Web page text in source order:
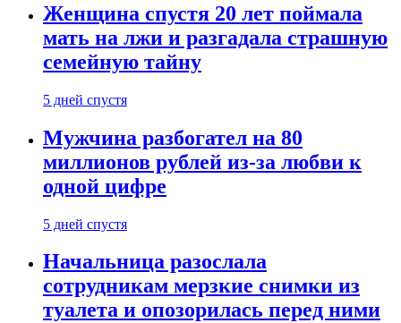
Женщина спустя 20 лет поймала
мать на лжи и разгадала страшную
семейную тайну
5 дней спустя
Мужчина разбогател на 80
миллионов рублей из-за любви к
одной цифре
5 дней спустя
Начальница разослала
сотрудникам мерзкие снимки из
туалета и опозорилась перед ними